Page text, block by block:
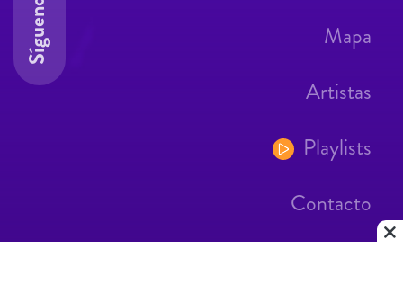
Mapa
Artistas
Playlists
Contacto
Síguenos